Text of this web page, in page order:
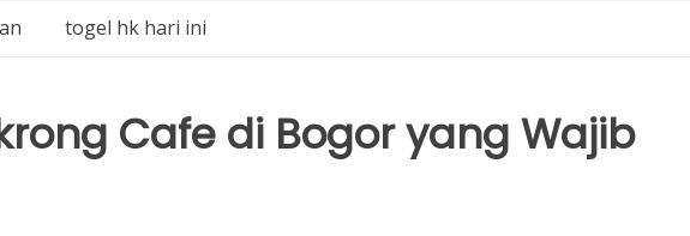
togel hk hari ini
Cafe di Bogor yang Wajib